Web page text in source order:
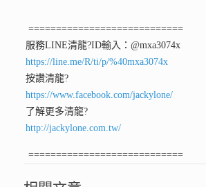
============================
服務LINE清龍?ID輸入：@mxa3074x
https://line.me/R/ti/p/%40mxa3074x
按讚清龍?
https://www.facebook.com/jackylone/
了解更多清龍?
http://jackylone.com.tw/
============================